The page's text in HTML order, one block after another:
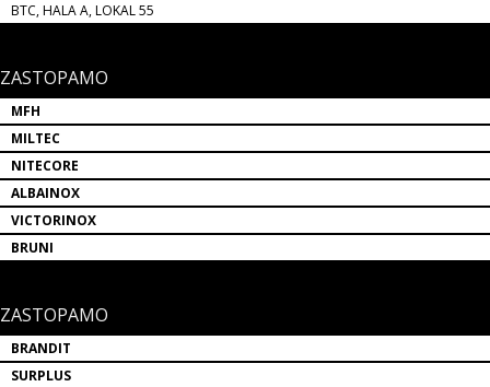
BTC, HALA A, LOKAL 55
ZASTOPAMO
MFH
MILTEC
NITECORE
ALBAINOX
VICTORINOX
BRUNI
ZASTOPAMO
BRANDIT
SURPLUS